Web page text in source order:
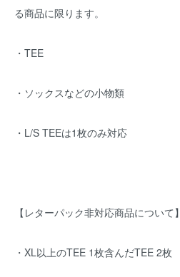
る商品に限ります。
・TEE
・ソックスなどの小物類
・L/S TEEは1枚のみ対応
【レターパック非対応商品について】
・XL以上のTEE 1枚含んだTEE 2枚